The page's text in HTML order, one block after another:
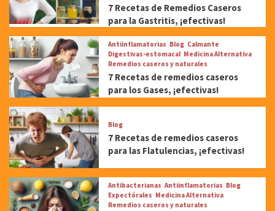
7 Recetas de Remedios Caseros
para la Gastritis, ¡efectivas!
Antiinflamatorias Blog Calmante
Digestivas-estomacal Medicina Alternativa
Remedios caseros y naturales
7 Recetas de remedios caseros
para los Gases, ¡efectivas!
Blog
7 Recetas de remedios caseros
para las Flatulencias, ¡efectivas!
Antibacterianas Antiinflamatorias Blog
Expectórales Medicina Alternativa
Remedios caseros y naturales